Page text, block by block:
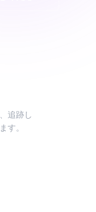
追跡し
す。